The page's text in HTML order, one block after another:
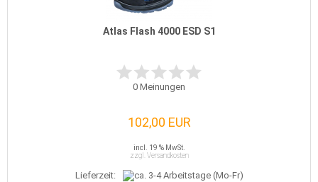
Atlas Flash 4000 ESD S1
0 Meinungen
102,00 EUR
incl. 19 % MwSt.
zzgl. Versandkosten
Lieferzeit: